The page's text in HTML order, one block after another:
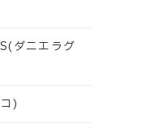
ダニエラグ
)